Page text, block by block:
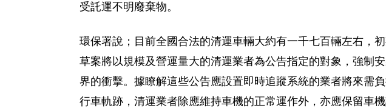
受託運不明廢棄物。
環保署說；目前全國合法的清運車輛大約有一千七百輛左右，
草案將以規模及營運量大的清運業者為公告指定的對象，強制
界的衝擊。據瞭解這些公告應設置即時追蹤系統的業者將來需
行車軌跡，清運業者除應維持車機的正常運作外，亦應保留車